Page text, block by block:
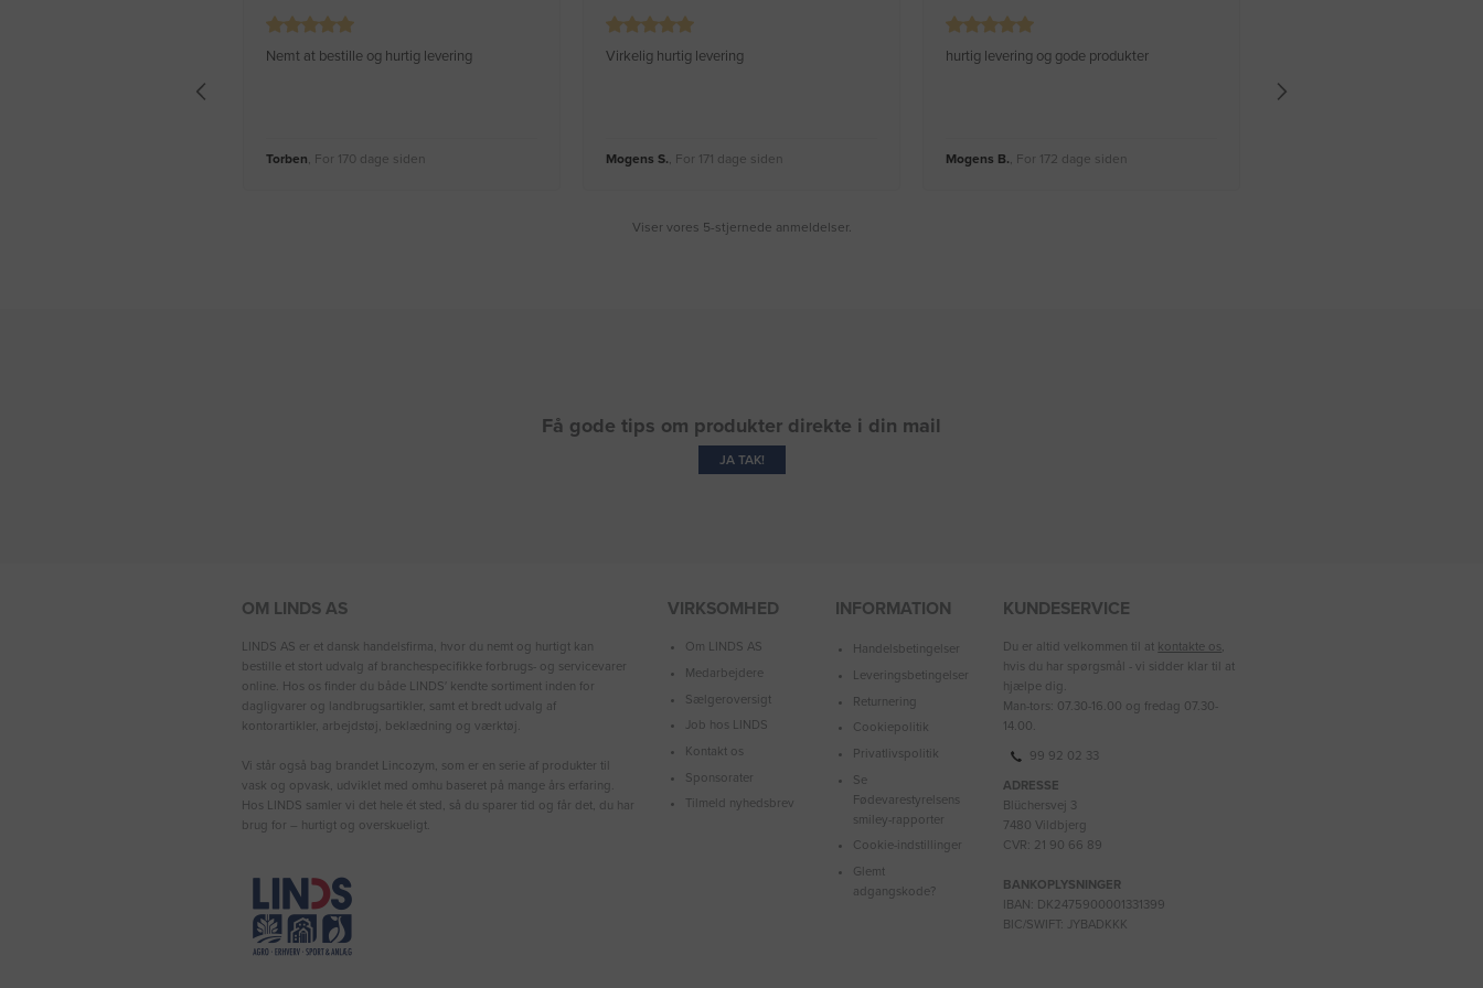
Nemt at bestille og hurtig levering
Torben, For 170 dage siden
Virkelig hurtig levering
Mogens S., For 171 dage siden
hurtig levering og gode produkter
Mogens B., For 172 dage siden
Viser vores 5-stjernede anmeldelser.
Få gode tips om produkter direkte i din mail
JA TAK!
OM LINDS AS
LINDS AS er et dansk handelsfirma, hvor du nemt og hurtigt kan
bestille et stort udvalg af branchespecifikke forbrugs- og servicevarer
online. Hos os finder du både LINDS′ kendte sortiment inden for
dagligvarer og landbrugsartikler, samt et bredt udvalg af
kontorartikler, arbejdstøj, beklædning og værktøj.
Vi står også bag brandet Lincozym, som er en serie af produkter til
vask og opvask, udviklet med omhu baseret på mange års erfaring.
Hos LINDS samler vi det hele ét sted, så du sparer tid og får det, du har
brug for – hurtigt og overskueligt.
VIRKSOMHED
Om LINDS AS
Medarbejdere
Sælgeroversigt
Job hos LINDS
Kontakt os
Sponsorater
Tilmeld nyhedsbrev
INFORMATION
Handelsbetingelser
Leveringsbetingelser
Returnering
Cookiepolitik
Privatlivspolitik
Se
Fødevarestyrelsens
smiley-rapporter
Cookie-indstillinger
Glemt
adgangskode?
KUNDESERVICE
Du er altid velkommen til at kontakte os,
hvis du har spørgsmål - vi sidder klar til at
hjælpe dig.
Man-tors: 07.30-16.00 og fredag 07.30-
14.00.
99 92 02 33
ADRESSE
Blüchersvej 3
7480 Vildbjerg
CVR: 21 90 66 89
BANKOPLYSNINGER
IBAN: DK2475900001331399
BIC/SWIFT: JYBADKKK